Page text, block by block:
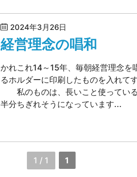
2024年3月26日
経営理念の唱和
かれこれ14～15年、毎朝経営理念
るホルダーに印刷したものを入れ
私のものは、長いこと使ってい
半分ちぎれそうになっています...
1 / 1 1